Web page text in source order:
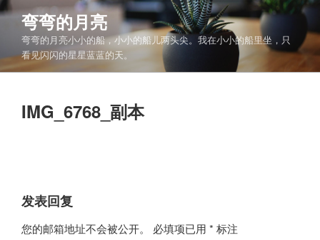
跳
容
弯弯的月亮
弯弯的月亮小小的船，小小的船儿两头尖。我在小小的船里坐，只
看见闪闪的星星蓝蓝的天。
IMG_6768_副本
发表回复
您的邮箱地址不会被公开。 必填项已用 * 标注